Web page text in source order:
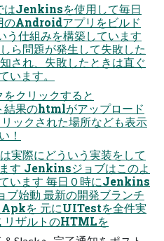
Androidアプリをビルド
仕組みを構築しています
ら問題が発生して失敗した
され、失敗したときは直ぐ
います。
果のhtmlがアップロード
ックされた場所なども表示
！
す Jenkinsジョブはこのよ
います 毎日０時にJenkins
始動 最新の開発ブランチ
Apkを 元にUITestを全件実
リザルトのHTMLを